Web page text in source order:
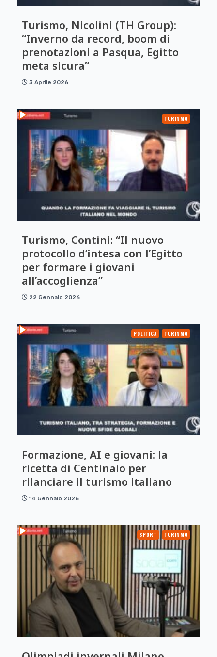
Turismo, Nicolini (TH Group):
“Inverno da record, boom di
prenotazioni a Pasqua, Egitto
meta sicura”
3 Aprile 2026
TURISMO
Turismo, Contini: “Il nuovo
protocollo d’intesa con l’Egitto
per formare i giovani
all’accoglienza”
22 Gennaio 2026
POLITICA TURISMO
Formazione, AI e giovani: la
ricetta di Centinaio per
rilanciare il turismo italiano
14 Gennaio 2026
SPORT TURISMO